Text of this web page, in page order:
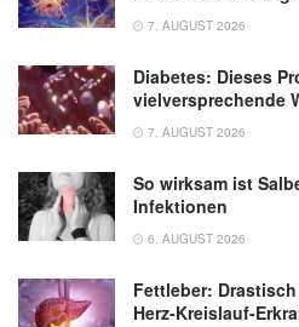
and Neonatal
(veröffentlicht
7. AUGUST 2026
Diabetes: Dieses
vielversprechende
7. AUGUST 2026
So wirksam ist
Infektionen
6. AUGUST 2026
Fettleber:
Herz-Kreislauf-